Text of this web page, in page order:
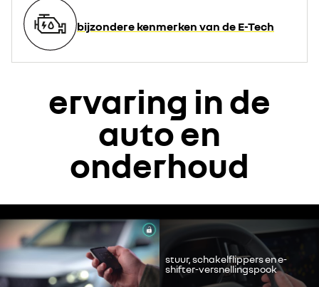
bijzondere kenmerken van de E-Tech
ervaring in de
auto en
onderhoud
Accepteer de social media cookies om de video's te bekijken.
Alles weigeren
Ik ga akkoord
stuur, schakelflippers en e-
shifter-versnellingspook